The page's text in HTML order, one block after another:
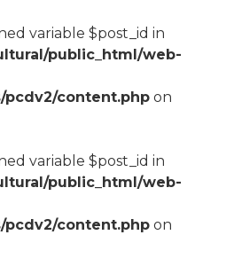
variable $post_id in
public_html/web-
content.phpon
variable $post_id in
public_html/web-
content.phpon